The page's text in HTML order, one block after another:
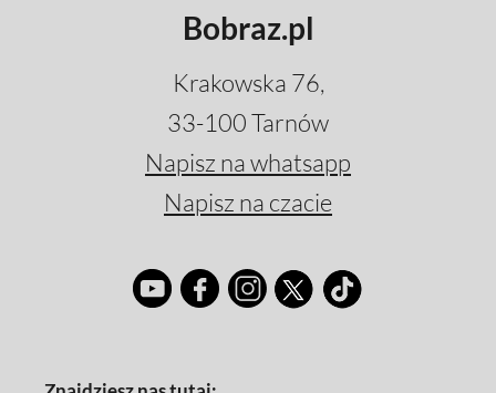
Bobraz.pl
Krakowska 76,
33-100 Tarnów
Napisz na whatsapp
Napisz na czacie